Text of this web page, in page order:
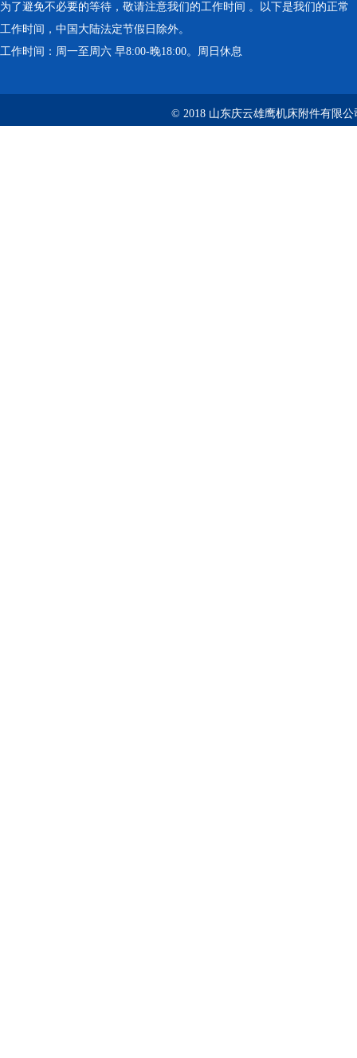
为了避免不必要的等待，敬请注意我们的工作时间 。以下是我们的正常
工作时间，中国大陆法定节假日除外。
工作时间：周一至周六 早8:00-晚18:00。周日休息
© 2018 山东庆云雄鹰机床附件有限